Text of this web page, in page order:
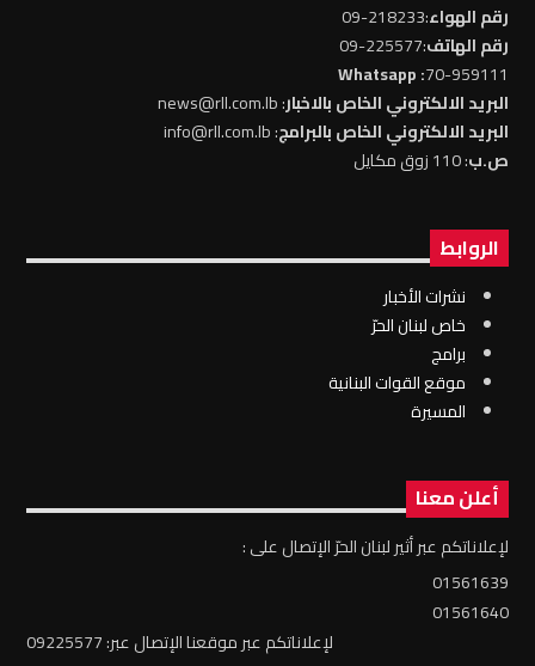
رقم الهواء:218233-09
رقم الهاتف:225577-09
70-959111
: Whatsapp
البريد الالكتروني الخاص بالاخبار: news@rll.com.lb
البريد الالكتروني الخاص بالبرامج: info@rll.com.lb
ص.ب: 110 زوق مكايل
الروابط
نشرات الأخبار
خاص لبنان الحرّ
برامج
موقع القوات البنانية
المسيرة
أعلن معنا
لإعلاناتكم عبر أثير لبنان الحرّ الإتصال على :
01561639
01561640
لإعلاناتكم عبر موقعنا الإتصال عبر: 09225577